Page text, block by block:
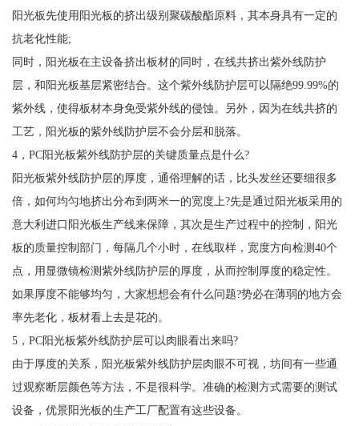
阳光板先使用阳光板的挤出级别聚碳酸酯原料，其本身具有一定的
抗老化性能;
同时，阳光板在主设备挤出板材的同时，在线共挤出紫外线防护
层，和阳光板基层紧密结合。这个紫外线防护层可以隔绝99.99%的
紫外线，使得板材本身免受紫外线的侵蚀。另外，因为在线共挤的
工艺，阳光板的紫外线防护层不会分层和脱落。
4，PC阳光板紫外线防护层的关键质量点是什么?
阳光板紫外线防护层的厚度，通俗理解的话，比头发丝还要细很多
倍，如何均匀地挤出分布到两米一的宽度上?先是通过阳光板采用的
意大利进口阳光板生产线来保障，其次是生产过程中的控制，阳光
板的质量控制部门，每隔几个小时，在线取样，宽度方向检测40个
点，用显微镜检测紫外线防护层的厚度，从而控制厚度的稳定性。
如果厚度不能够均匀，大家想想会有什么问题?势必在薄弱的地方会
率先老化，板材看上去是花的。
5，PC阳光板紫外线防护层可以肉眼看出来吗?
由于厚度的关系，阳光板紫外线防护层肉眼不可视，坊间有一些通
过观察断层颜色等方法，不是很科学。准确的检测方式需要的测试
设备，优景阳光板的生产工厂配置有这些设备。